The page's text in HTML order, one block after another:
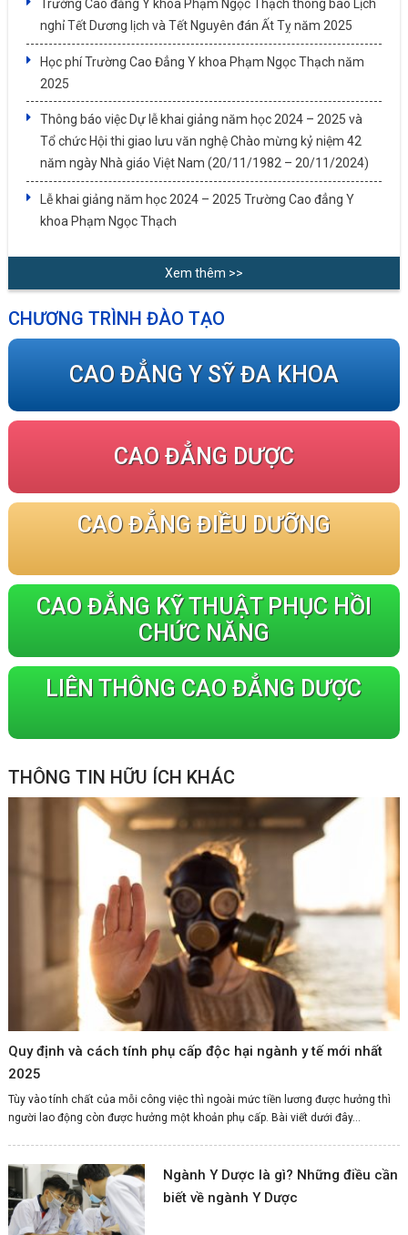
Trường Cao đẳng Y khoa Phạm Ngọc Thạch thông báo Lịch
nghỉ Tết Dương lịch và Tết Nguyên đán Ất Tỵ năm 2025
Học phí Trường Cao Đẳng Y khoa Phạm Ngọc Thạch năm
2025
Thông báo việc Dự lễ khai giảng năm học 2024 – 2025 và
Tổ chức Hội thi giao lưu văn nghệ Chào mừng kỷ niệm 42
năm ngày Nhà giáo Việt Nam (20/11/1982 – 20/11/2024)
Lễ khai giảng năm học 2024 – 2025 Trường Cao đẳng Y
khoa Phạm Ngọc Thạch
Xem thêm >>
CHƯƠNG TRÌNH ĐÀO TẠO
CAO ĐẲNG Y SỸ ĐA KHOA
CAO ĐẲNG DƯỢC
CAO ĐẲNG ĐIỀU DƯỠNG
CAO ĐẲNG KỸ THUẬT PHỤC HỒI
CHỨC NĂNG
LIÊN THÔNG CAO ĐẲNG DƯỢC
THÔNG TIN HỮU ÍCH KHÁC
Quy định và cách tính phụ cấp độc hại ngành y tế mới nhất
2025
Tùy vào tính chất của mỗi công việc thì ngoài mức tiền lương được hưởng thì
người lao động còn được hưởng một khoản phụ cấp. Bài viết dưới đây...
Ngành Y Dược là gì? Những điều cần
biết về ngành Y Dược